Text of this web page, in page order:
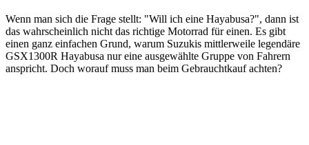
Wenn man sich die Frage stellt: "Will ich eine Hayabusa?", dann ist
das wahrscheinlich nicht das richtige Motorrad für einen. Es gibt
einen ganz einfachen Grund, warum Suzukis mittlerweile legendäre
GSX1300R Hayabusa nur eine ausgewählte Gruppe von Fahrern
anspricht. Doch worauf muss man beim Gebrauchtkauf achten?